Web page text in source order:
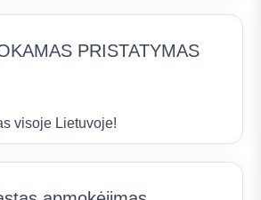
PRISTATYMAS
visoje Lietuvoje!